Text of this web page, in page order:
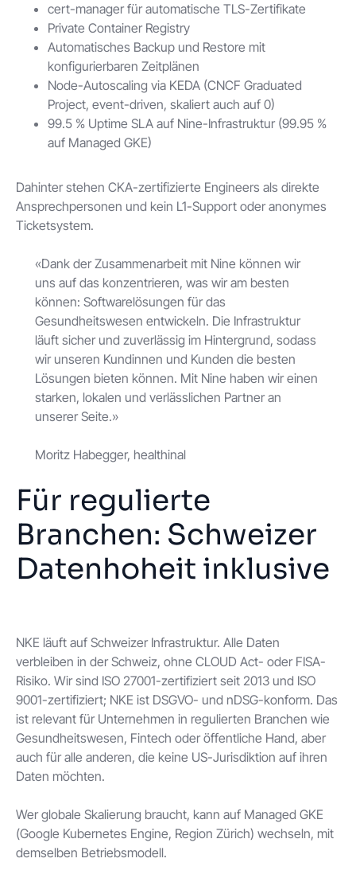
cert-manager für automatische TLS-Zertifikate
Private Container Registry
Automatisches Backup und Restore mit
konfigurierbaren Zeitplänen
Node-Autoscaling via KEDA (CNCF Graduated
Project, event-driven, skaliert auch auf 0)
99.5 % Uptime SLA auf Nine-Infrastruktur (99.95 %
auf Managed GKE)
Dahinter stehen CKA-zertifizierte Engineers als direkte
Ansprechpersonen und kein L1-Support oder anonymes
Ticketsystem.
«Dank der Zusammenarbeit mit Nine können wir
uns auf das konzentrieren, was wir am besten
können: Softwarelösungen für das
Gesundheitswesen entwickeln. Die Infrastruktur
läuft sicher und zuverlässig im Hintergrund, sodass
wir unseren Kundinnen und Kunden die besten
Lösungen bieten können. Mit Nine haben wir einen
starken, lokalen und verlässlichen Partner an
unserer Seite.»
Moritz Habegger, healthinal
Für regulierte
Branchen: Schweizer
Datenhoheit inklusive
NKE läuft auf Schweizer Infrastruktur. Alle Daten
verbleiben in der Schweiz, ohne CLOUD Act- oder FISA-
Risiko. Wir sind ISO 27001-zertifiziert seit 2013 und ISO
9001-zertifiziert; NKE ist DSGVO- und nDSG-konform. Das
ist relevant für Unternehmen in regulierten Branchen wie
Gesundheitswesen, Fintech oder öffentliche Hand, aber
auch für alle anderen, die keine US-Jurisdiktion auf ihren
Daten möchten.
Wer globale Skalierung braucht, kann auf Managed GKE
(Google Kubernetes Engine, Region Zürich) wechseln, mit
demselben Betriebsmodell.